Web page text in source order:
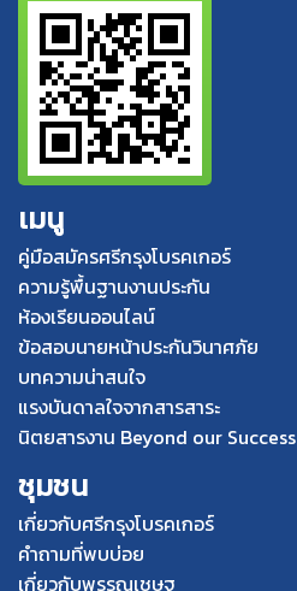
เมนู
คู่มือสมัครศรีกรุงโบรคเกอร์
ความรู้พื้นฐานงานประกัน
ห้องเรียนออนไลน์
ข้อสอบนายหน้าประกันวินาศภัย
บทความน่าสนใจ
แรงบันดาลใจจากสารสาระ
นิตยสารงาน Beyond our Success
ชุมชน
เกี่ยวกับศรีกรุงโบรคเกอร์
คำถามที่พบบ่อย
เกี่ยวกับพรรณเชษฐ